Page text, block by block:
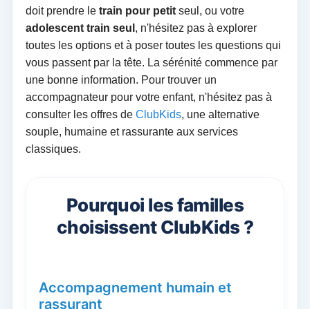
doit prendre le train pour petitseul, ou votre
adolescent train seul , n'hésitez pas à explorer
toutes les options et à poser toutes les questions qui
vous passent par la tête. La sérénité commence par
une bonne information. Pour trouver un
accompagnateur pour votre enfant, n'hésitez pas à
consulter les offres de ClubKids, une alternative
souple, humaine et rassurante aux services
classiques.
Pourquoi les familles
choisissent ClubKids ?
Accompagnement humain et
rassurant